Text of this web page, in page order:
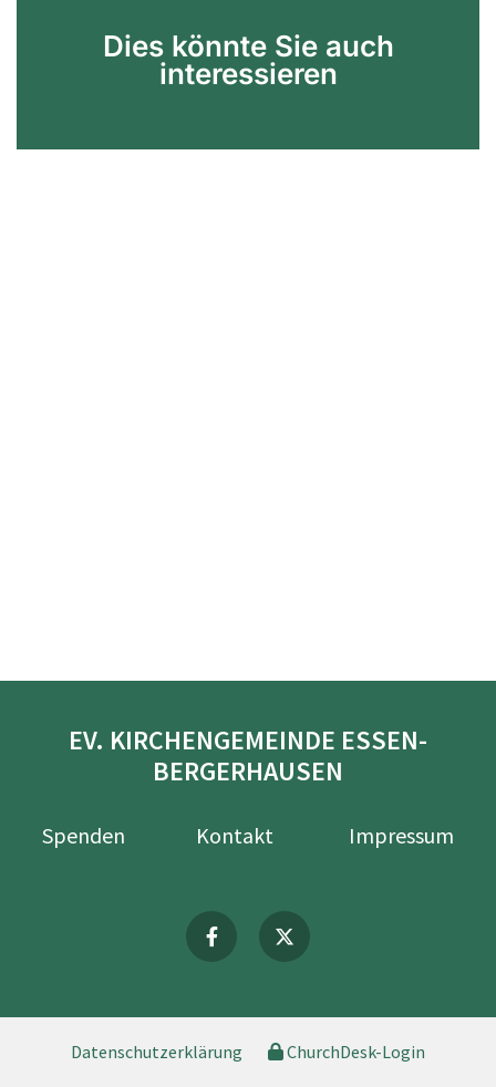
Dies könnte Sie auch
interessieren
EV. KIRCHENGEMEINDE ESSEN-
BERGERHAUSEN
Spenden Kontakt Impressum
Datenschutzerklärung ChurchDesk-Login